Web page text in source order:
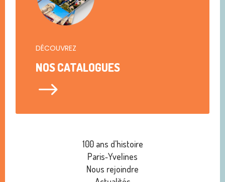
DÉCOUVREZ
NOS CATALOGUES
$
100 ans d'histoire
Paris‑Yvelines
Nous rejoindre